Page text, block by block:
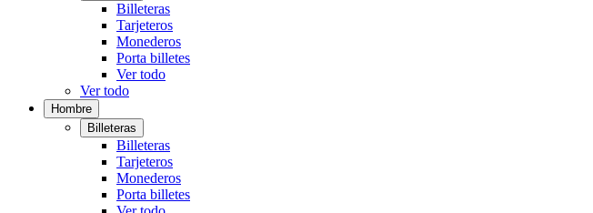
Billeteras
Tarjeteros
Monederos
Porta billetes
Ver todo
Ver todo
Hombre
Billeteras
Billeteras
Tarjeteros
Monederos
Porta billetes